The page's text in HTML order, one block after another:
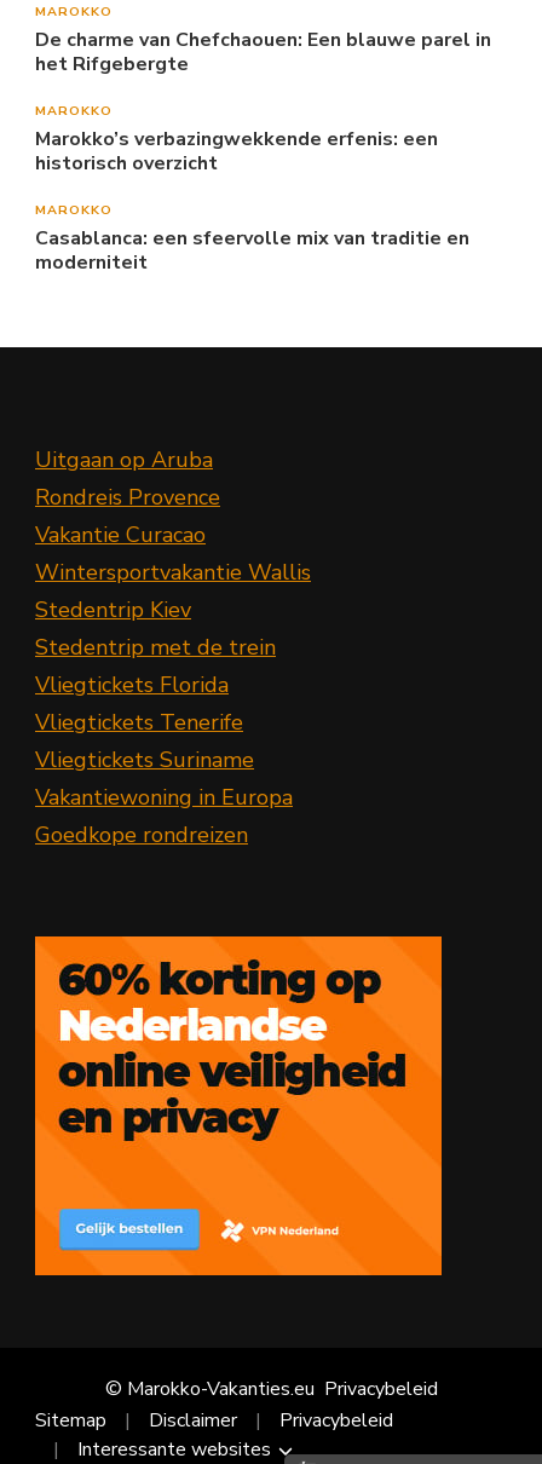
MAROKKO
De charme van Chefchaouen: Een blauwe parel in
het Rifgebergte
MAROKKO
Marokko’s verbazingwekkende erfenis: een
historisch overzicht
MAROKKO
Casablanca: een sfeervolle mix van traditie en
moderniteit
Uitgaan op Aruba
Rondreis Provence
Vakantie Curacao
Wintersportvakantie Wallis
Stedentrip Kiev
Stedentrip met de trein
Vliegtickets Florida
Vliegtickets Tenerife
Vliegtickets Suriname
Vakantiewoning in Europa
Goedkope rondreizen
© Marokko-Vakanties.eu Privacybeleid
Sitemap
Disclaimer
Privacybeleid
Interessante websites